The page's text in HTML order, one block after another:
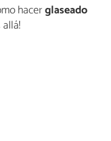
hacerglaseado
allá!